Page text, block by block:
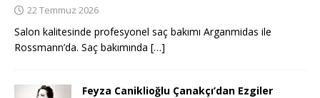
22 Temmuz 2026
Salon kalitesinde profesyonel saç bakımı Arganmidas ile
Rossmann’da. Saç bakımında […]
Feyza Caniklioğlu Çanakçı’dan Ezgiler